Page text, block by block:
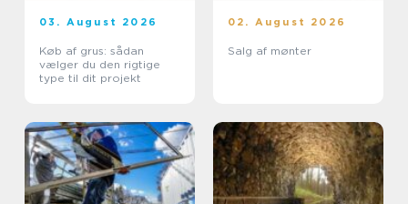
03. August 2026
Køb af grus: sådan
vælger du den rigtige
type til dit projekt
02. August 2026
Salg af mønter